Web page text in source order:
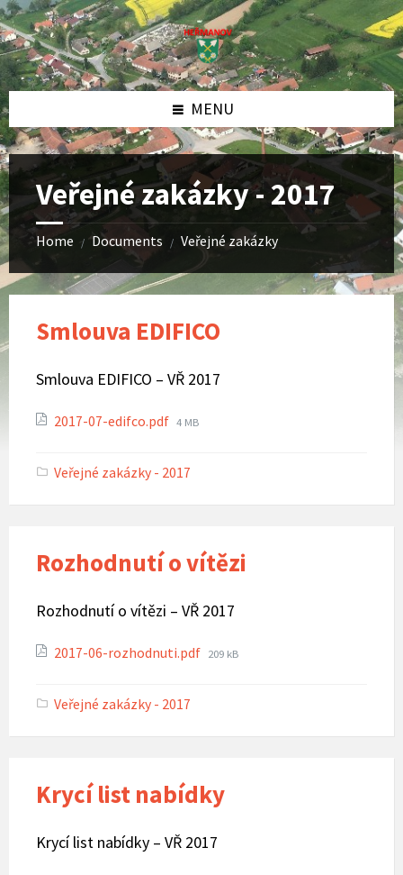
Skip
to
content
Skip
to
left
sidebar
Skip
to
footer
MENU
Veřejné zakázky - 2017
Home / Documents / Veřejné zakázky
Smlouva EDIFICO
Smlouva EDIFICO – VŘ 2017
Attachments
2017-07-edifco.pdf File
4 MB
Veřejné zakázky - 2017
Rozhodnutí o vítězi
Rozhodnutí o vítězi – VŘ 2017
Attachments
2017-06-rozhodnuti.pdf File
209 kB
Veřejné zakázky - 2017
Krycí list nabídky
Krycí list nabídky – VŘ 2017